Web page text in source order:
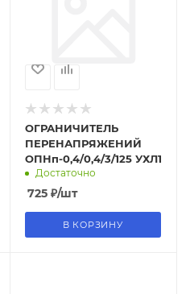
ОГРАНИЧИТЕЛЬ
ПЕРЕНАПРЯЖЕНИЙ
ОПНп-0,4/0,4/3/125 УХЛ1
Достаточно
725₽/шт
В КОРЗИНУ